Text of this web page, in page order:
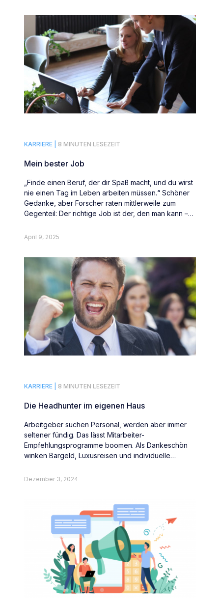
KARRIERE | 8 MINUTEN LESEZEIT
Mein bester Job
„Finde einen Beruf, der dir Spaß macht, und du wirst
nie einen Tag im Leben arbeiten müssen.“ Schöner
Gedanke, aber Forscher raten mittlerweile zum
Gegenteil: Der richtige Job ist der, den man kann –
April 9, 2025
KARRIERE | 8 MINUTEN LESEZEIT
Die Headhunter im eigenen Haus
Arbeitgeber suchen Personal, werden aber immer
seltener fündig. Das lässt Mitarbeiter-
Empfehlungsprogramme boomen. Als Dankeschön
winken Bargeld, Luxusreisen und individuelle
Dezember 3, 2024